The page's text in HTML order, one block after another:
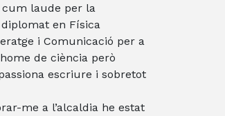
laude per la
en Física
i Comunicació per a
de ciència però
escriure i sobretot
me a l’alcaldia he estat